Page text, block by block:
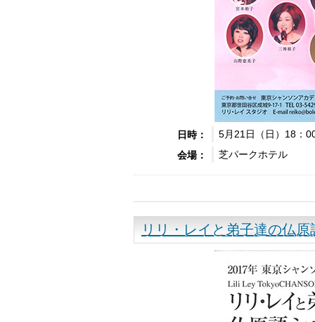
日時：
5月21日（日）18：
会場：
芝パークホテル
リリ・レイと弟子達の仏